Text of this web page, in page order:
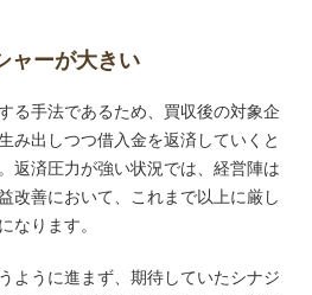
ャーが大きい
る手法であるため、買収後の対象企
み出しつつ借入金を返済していくと
返済圧力が強い状況では、経営陣は
改善において、これまで以上に厳し
なります。
ように進まず、期待していたシナジ